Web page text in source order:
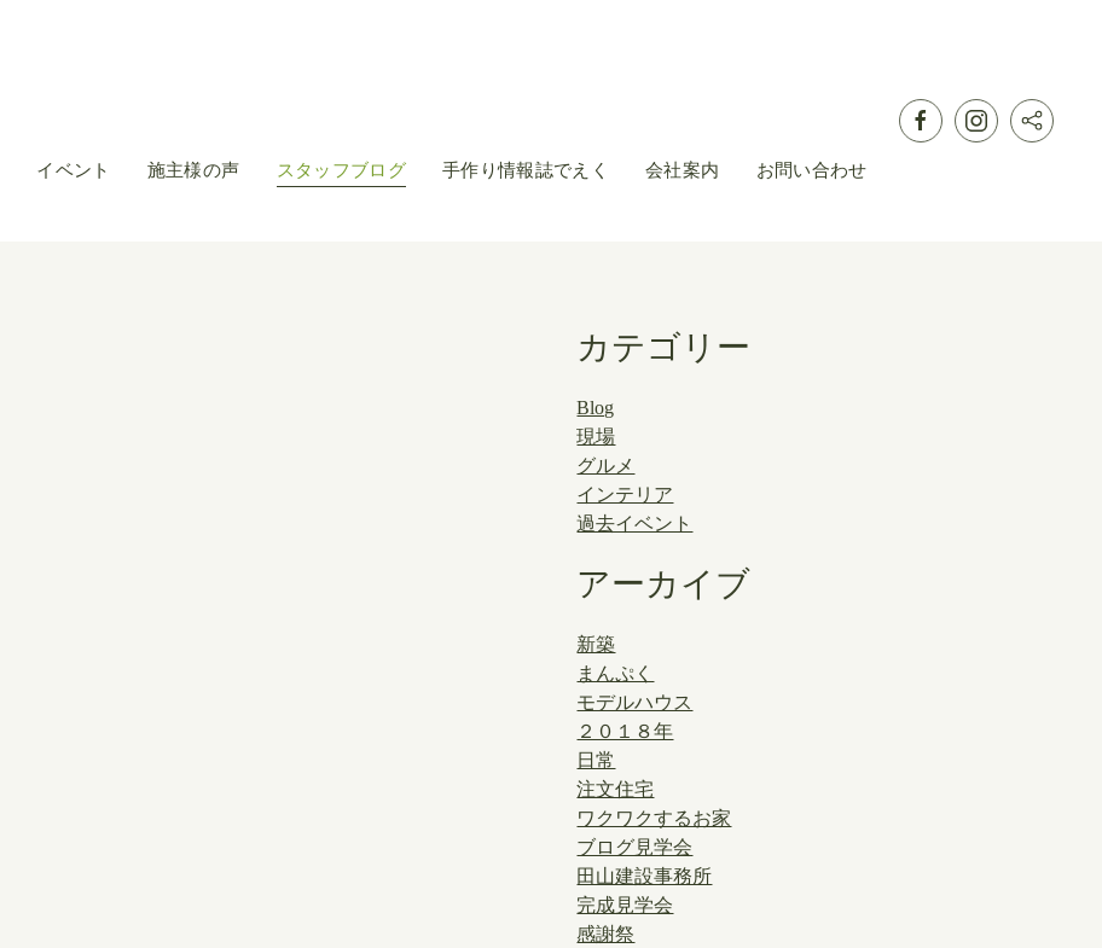
イベント 施主様の声 スタッフブログ 手作り情報誌でえく 会社案内 お問い合わせ
カテゴリー
Blog
現場
グルメ
インテリア
過去イベント
アーカイブ
新築
まんぷく
モデルハウス
２０１８年
日常
注文住宅
ワクワクするお家
ブログ見学会
田山建設事務所
完成見学会
感謝祭